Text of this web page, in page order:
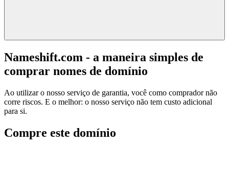
Nameshift.com - a maneira simples de
comprar nomes de domínio
Ao utilizar o nosso serviço de garantia, você como comprador não
corre riscos. E o melhor: o nosso serviço não tem custo adicional
para si.
Compre este domínio